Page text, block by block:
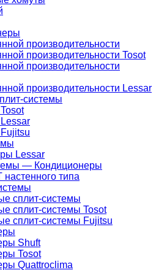
производительности
производительности Tosot
производительности
производительности Lessar
системы
Lessar
— Кондиционеры
типа
сплит-системы
сплит-системы Tosot
сплит-системы Fujitsu
Shuft
Tosot
Quattroclima